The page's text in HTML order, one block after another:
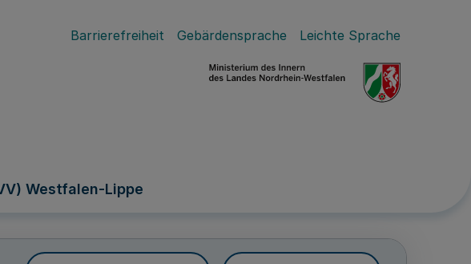
Barrierefreiheit Gebärdensprache Leichte Sprache
Westfalen-Lippe